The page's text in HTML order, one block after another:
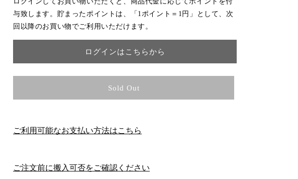
与致します。貯まったポイントは、「1ポイント＝1円」として、次
回以降のお買い物でご利用いただけます。
ログインはこちらから
Sold Out
ご利用可能なお支払い方法はこちら
ご注文前に搬入可否をご確認ください